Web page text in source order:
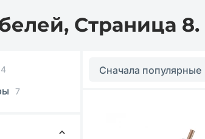
Страница
7
Сначала популярные